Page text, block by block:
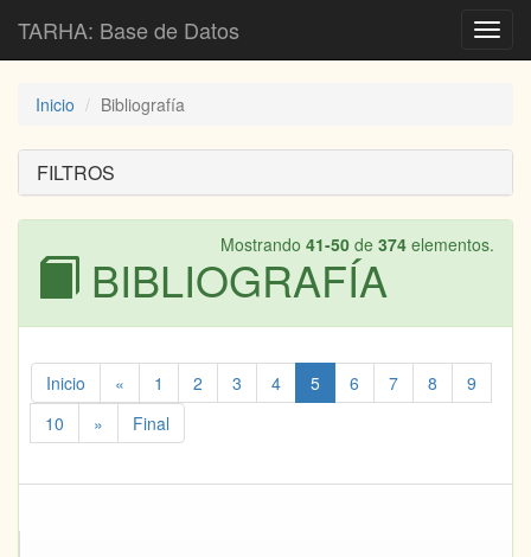
TARHA: Base de Datos
Inicio Bibliografía
FILTROS
Mostrando 41-50 de 374 elementos.
BIBLIOGRAFÍA
Inicio « 1 2 3 4 5 6 7 8
9
10
» Final